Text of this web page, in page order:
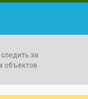
за
объектов